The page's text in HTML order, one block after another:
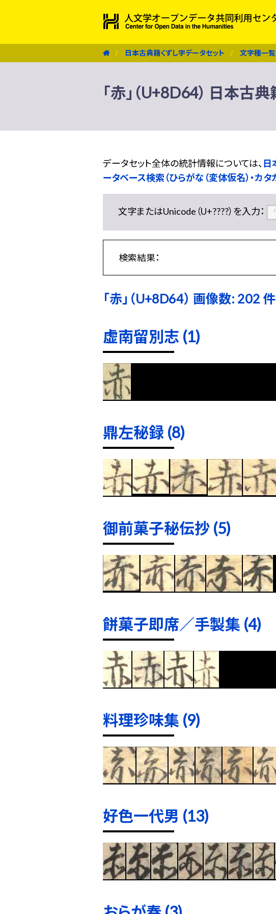
日本古典籍くずし字データセット 文字種一覧
「赤」（U+8D64） 日本古
データセット全体の統計情報については、 日
ータベース検索（ひらがな（変体仮名）・カタ
文字またはUnicode（U+????）を入力：
検索結果：
「赤」（U+8D64） 画像数: 202 件
虚南留別志 (1)
鼎左秘録 (8)
御前菓子秘伝抄 (5)
餅菓子即席／手製集 (4)
料理珍味集 (9)
好色一代男 (13)